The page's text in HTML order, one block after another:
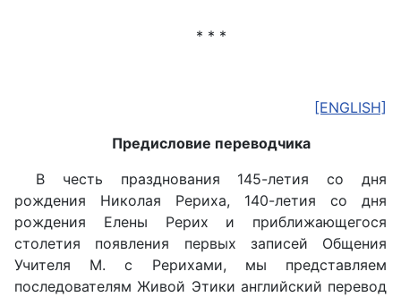
* * *
[ENGLISH]
Предисловие переводчика
В честь празднования 145-летия со дня
рождения Николая Рериха, 140-летия со дня
рождения Елены Рерих и приближающегося
столетия появления первых записей Общения
Учителя М. с Рерихами, мы представляем
последователям Живой Этики английский перевод